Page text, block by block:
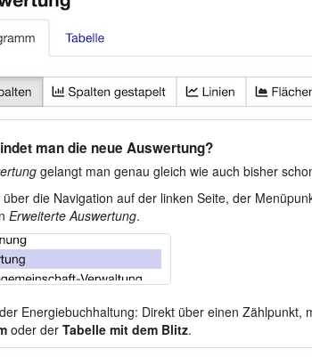
man die neue Auswertung?
gelangt man genau gleich wie auch bisher
über die Navigation auf der linken Seite, der
Erweiterte Auswertung.
Energiebuchhaltung: Direkt über einen Zählpunkt,
oder der Tabelle mit dem Blitz.